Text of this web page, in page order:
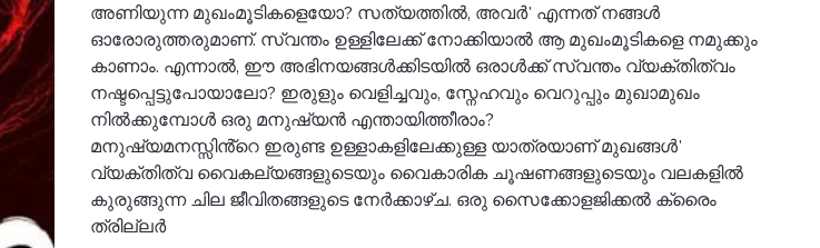
അണിയുന്ന മുഖംമൂടികളെയോ? സത്യത്തിൽ, അവർ' എന്നത് നങ്ങൾ
ഓരോരുത്തരുമാണ്. സ്വന്തം ഉള്ളിലേക്ക് നോക്കിയാൽ ആ മുഖംമൂടികളെ നമുക്കും
കാണാം. എന്നാൽ, ഈ അഭിനയങ്ങൾക്കിടയിൽ ഒരാൾക്ക് സ്വന്തം വ്യക്തിത്വം
നഷ്ടപ്പെട്ടുപോയാലോ? ഇരുളും വെളിച്ചവും, സ്നേഹവും വെറുപ്പും മുഖാമുഖം
നിൽക്കുമ്പോൾ ഒരു മനുഷ്യൻ എന്തായിത്തീരാം?
മനുഷ്യമനസ്സിൻ്റെ ഇരുണ്ട ഉള്ളാകളിലേക്കുള്ള യാത്രയാണ് മുഖങ്ങൾ'
വ്യക്തിത്വ വൈകല്യങ്ങളുടെയും വൈകാരിക ചൂഷണങ്ങളുടെയും വലകളിൽ
കുരുങ്ങുന്ന ചില ജീവിതങ്ങളുടെ നേർക്കാഴ്‌ച. ഒരു സൈക്കോളജിക്കൽ ക്രൈം
ത്രില്ലർ